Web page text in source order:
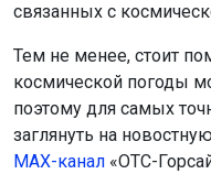
связанных с
Тем не менее, стоит
космической погоды
поэтому для самых
заглянуть на
МАХ-канал «ОТС-